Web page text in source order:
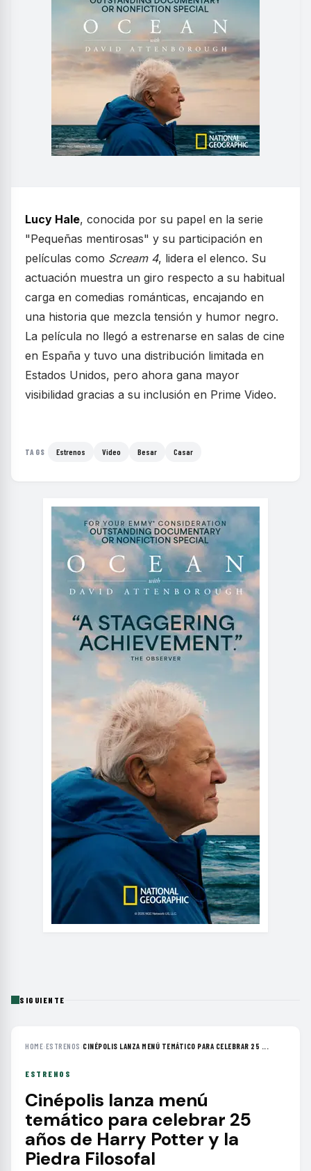
Lucy Hale, conocida por su papel en la serie
"Pequeñas mentirosas" y su participación en
películas como Scream 4, lidera el elenco. Su
actuación muestra un giro respecto a su habitual
carga en comedias románticas, encajando en
una historia que mezcla tensión y humor negro.
La película no llegó a estrenarse en salas de cine
en España y tuvo una distribución limitada en
Estados Unidos, pero ahora gana mayor
visibilidad gracias a su inclusión en Prime Video.
TAGS Estrenos Video Besar Casar
SIGUIENTE
HOME›ESTRENOS ›CINÉPOLIS LANZA MENÚ TEMÁTICO PARA CELEBRAR 25 ...
ESTRENOS
Cinépolis lanza menú
temático para celebrar 25
años de Harry Potter y la
Piedra Filosofal